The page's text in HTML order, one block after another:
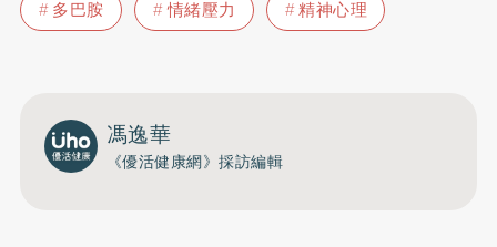
多巴胺
情緒壓力 精神心理
馮逸華
《優活健康網》採訪編輯